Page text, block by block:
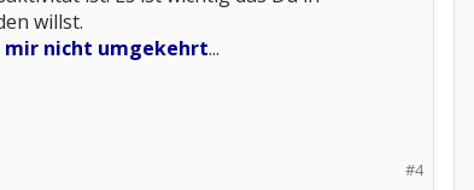
willst.
nicht umgekehrt...
#4